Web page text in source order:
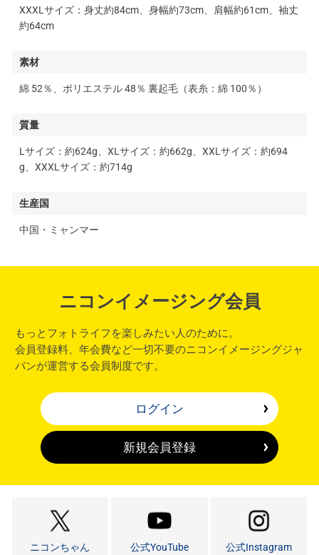
XXXLサイズ：身丈約84cm、身幅約73cm、肩幅約61cm、袖丈
約64cm
素材
綿 52％、ポリエステル 48％ 裏起毛（表糸：綿 100％）
質量
Lサイズ：約624g、XLサイズ：約662g、XXLサイズ：約694
g、XXXLサイズ：約714g
生産国
中国・ミャンマー
ニコンイメージング会員
もっとフォトライフを楽しみたい人のために。
会員登録料、年会費など一切不要のニコンイメージングジャ
パンが運営する会員制度です。
ログイン
新規会員登録
ニコンちゃん
公式YouTube
公式Instagram